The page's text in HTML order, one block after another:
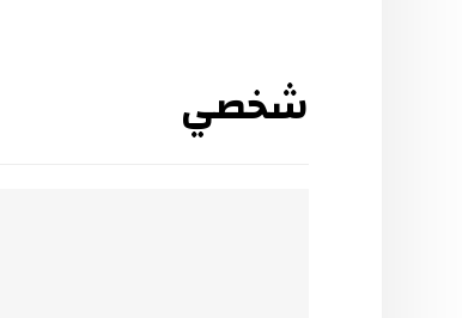
شخصي